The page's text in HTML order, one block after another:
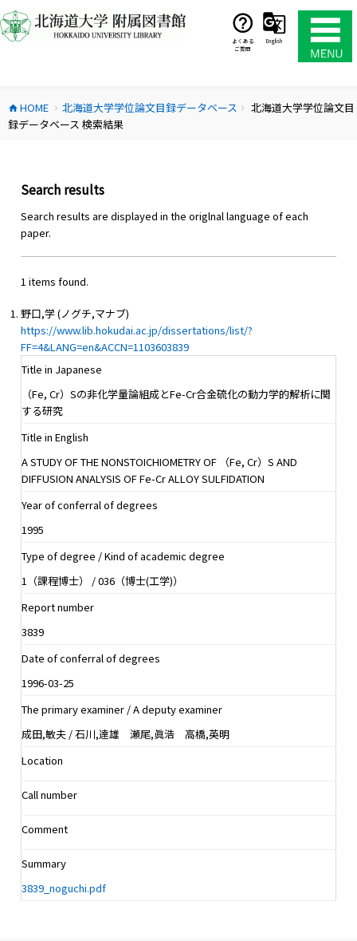
ン
テ
ス
キ
よくある
ご質問
English
home HOME chevron_right 北海道大学学位論文目録データベース chevron_right
北海道大学学位論文目
録データベース 検索結果
Search results
Search results are displayed in the origlnal language of each
paper.
1 items found.
野口,学 (ノグチ,マナブ)
https://www.lib.hokudai.ac.jp/dissertations/list/?
FF=4&LANG=en&ACCN=1103603839
Title in Japanese
（Fe, Cr）Sの非化学量論組成とFe-Cr合金硫化の動力学的解析に関
する研究
Title in English
A STUDY OF THE NONSTOICHIOMETRY OF （Fe, Cr）S AND
DIFFUSION ANALYSIS OF Fe-Cr ALLOY SULFIDATION
Year of conferral of degrees
1995
Type of degree / Kind of academic degree
1（課程博士） / 036（博士(工学)）
Report number
3839
Date of conferral of degrees
1996-03-25
The primary examiner / A deputy examiner
成田,敏夫 / 石川,達雄 瀬尾,眞浩 高橋,英明
Location
Call number
Comment
Summary
3839_noguchi.pdf